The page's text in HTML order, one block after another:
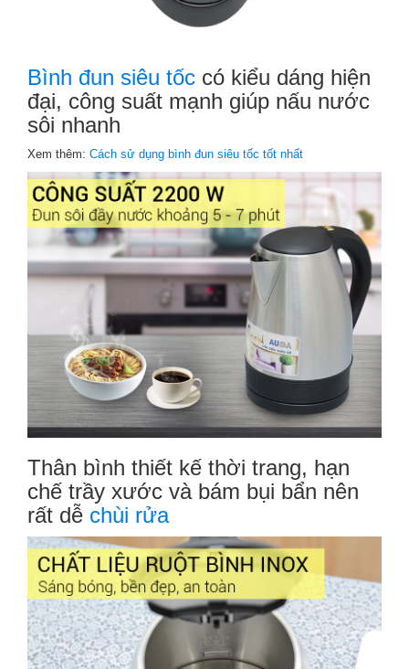
Bình đun siêu tốc có kiểu dáng hiện
đại, công suất mạnh giúp nấu nước
sôi nhanh
Xem thêm: Cách sử dụng bình đun siêu tốc tốt nhất
Thân bình thiết kế thời trang, hạn
chế trầy xước và bám bụi bẩn nên
rất dễ chùi rửa